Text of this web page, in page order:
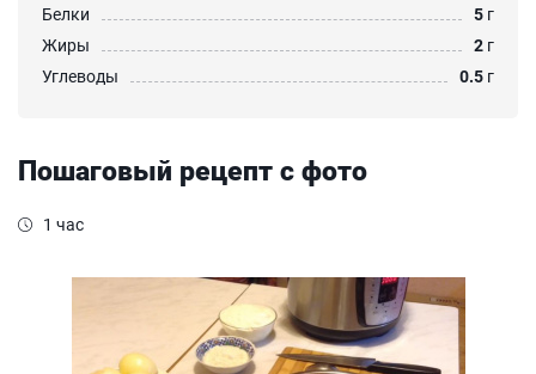
Белки
5 г
Жиры
2 г
Углеводы
0.5 г
Пошаговый рецепт с фото
1 час